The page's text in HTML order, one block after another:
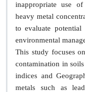
inappropriate use
heavy metal
to evaluate
environmental
This study focuses
contamination in
indices and
metals such as